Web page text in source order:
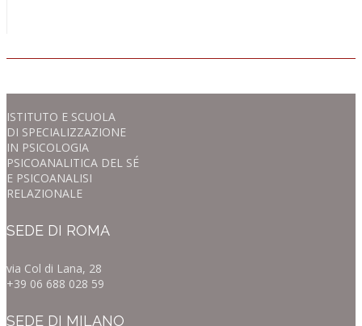
ISTITUTO E SCUOLA
DI SPECIALIZZAZIONE
IN PSICOLOGIA
PSICOANALITICA DEL SÉ
E PSICOANALISI
RELAZIONALE
SEDE DI ROMA
via Col di Lana, 28
+39 06 688 028 59
SEDE DI MILANO